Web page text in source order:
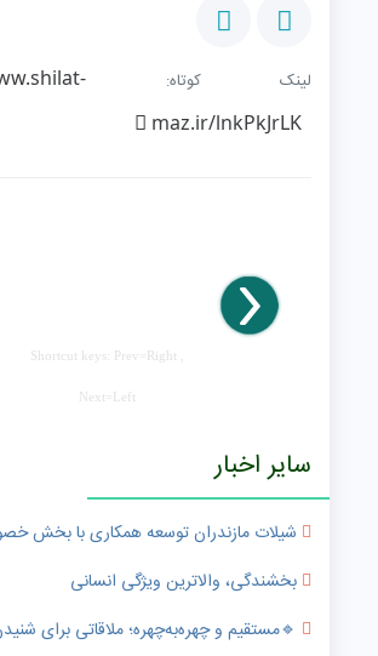
لینک کوتاه:
maz.ir/lnkPkJrLK
Shortcut keys: Prev=Right ,
Next=Left
سایر اخبار
شیلات مازندران توسعه همکاری با بخش
بخشندگی، والاترین ویژگی انسانی
🔹️مستقیم و چهره‌به‌چهره؛ ملاقاتی برای